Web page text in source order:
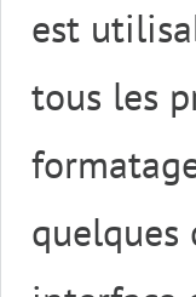
est
tous les
quelques